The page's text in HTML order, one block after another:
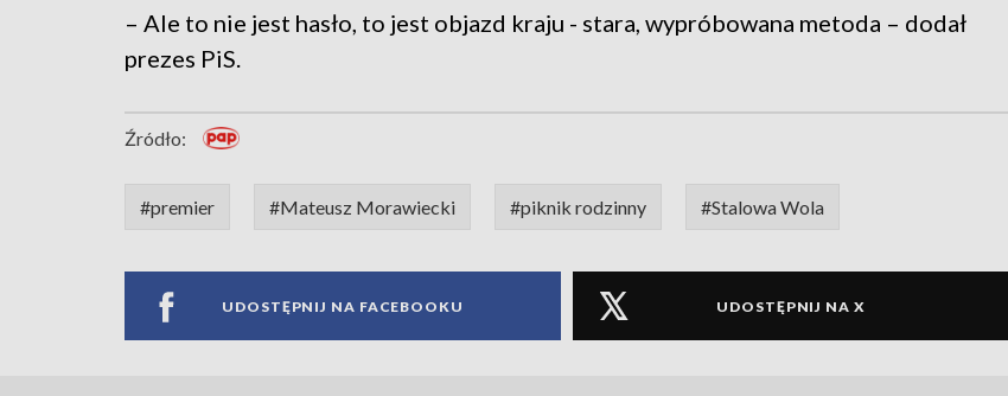
– Ale to nie jest hasło, to jest objazd kraju - stara, wypróbowana metoda – dodał
prezes PiS.
Źródło:
#premier #Mateusz Morawiecki #piknik rodzinny #Stalowa Wola
UDOSTĘPNIJ NA FACEBOOKU UDOSTĘPNIJ NA X